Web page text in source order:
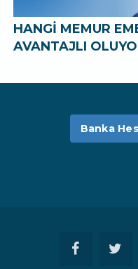
HANGİ MEMUR
AVANTAJLI
Banka